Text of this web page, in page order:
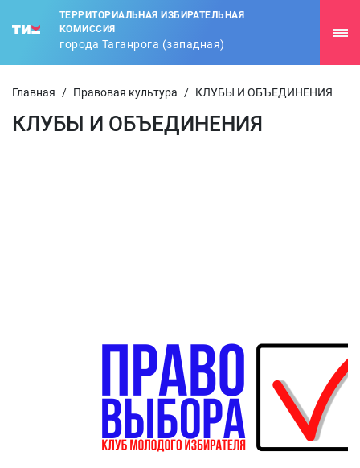
ТЕРРИТОРИАЛЬНАЯ ИЗБИРАТЕЛЬНАЯ
КОМИССИЯ
города Таганрога (западная)
Главная / Правовая культура / КЛУБЫ И ОБЪЕДИНЕНИЯ
КЛУБЫ И ОБЪЕДИНЕНИЯ